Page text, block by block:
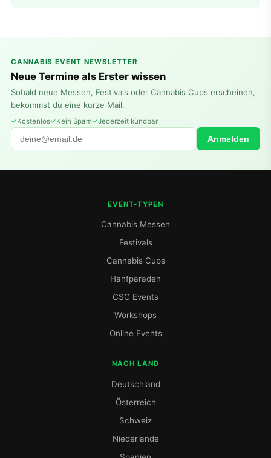
CANNABIS EVENT NEWSLETTER
Neue Termine als Erster wissen
Sobald neue Messen, Festivals oder Cannabis Cups erscheinen,
bekommst du eine kurze Mail.
Kostenlos Kein Spam Jederzeit kündbar
Anmelden
EVENT-TYPEN
Cannabis Messen
Festivals
Cannabis Cups
Hanfparaden
CSC Events
Workshops
Online Events
NACH LAND
Deutschland
Österreich
Schweiz
Niederlande